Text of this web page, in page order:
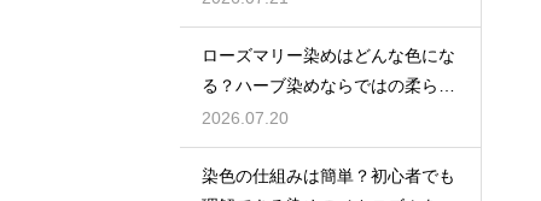
ローズマリー染めはどんな色にな
る？ハーブ染めならではの柔らか
な黄緑〜ベージュ系の色合い
2026.07.20
染色の仕組みは簡単？初心者でも